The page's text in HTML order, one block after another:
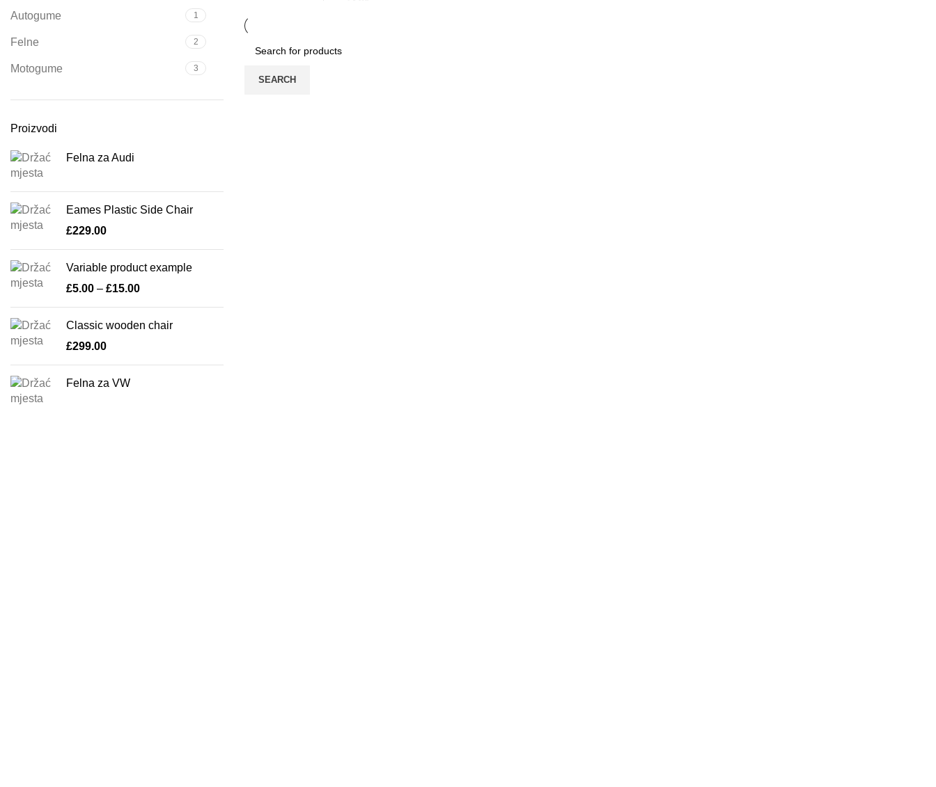
Autogume 1
Felne 2
Motogume 3
Proizvodi
Felna za Audi
Eames Plastic Side Chair
£229.00
Variable product example
£5.00 – £15.00
Classic wooden chair
£299.00
Felna za VW
SEARCH